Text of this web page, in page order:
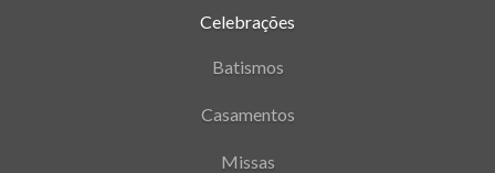
Celebrações
Batismos
Casamentos
Missas